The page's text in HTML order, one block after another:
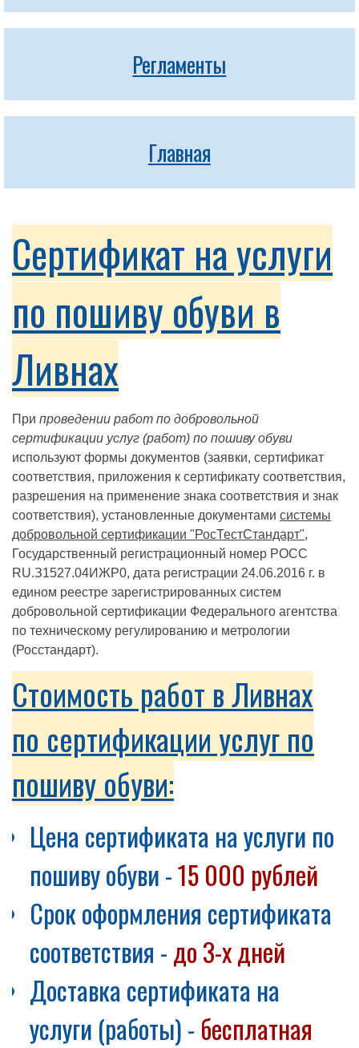
Регламенты
Главная
Сертификат на услуги
по пошиву обуви в
Ливнах
При проведении работ по добровольной
сертификации услуг (работ) по пошиву обуви
используют формы документов (заявки, сертификат
соответствия, приложения к сертификату соответствия,
разрешения на применение знака соответствия и знак
соответствия), установленные документами системы
добровольной сертификации "РосТестСтандарт",
Государственный регистрационный номер РОСС
RU.З1527.04ИЖР0, дата регистрации 24.06.2016 г. в
едином реестре зарегистрированных систем
добровольной сертификации Федерального агентства
по техническому регулированию и метрологии
(Росстандарт).
Стоимость работ в Ливнах
по сертификации услуг по
пошиву обуви:
Цена сертификата на услуги по
пошиву обуви -15 000 рублей
Срок оформления сертификата
соответствия -до 3-х дней
Доставка сертификата на
услуги (работы) - бесплатная